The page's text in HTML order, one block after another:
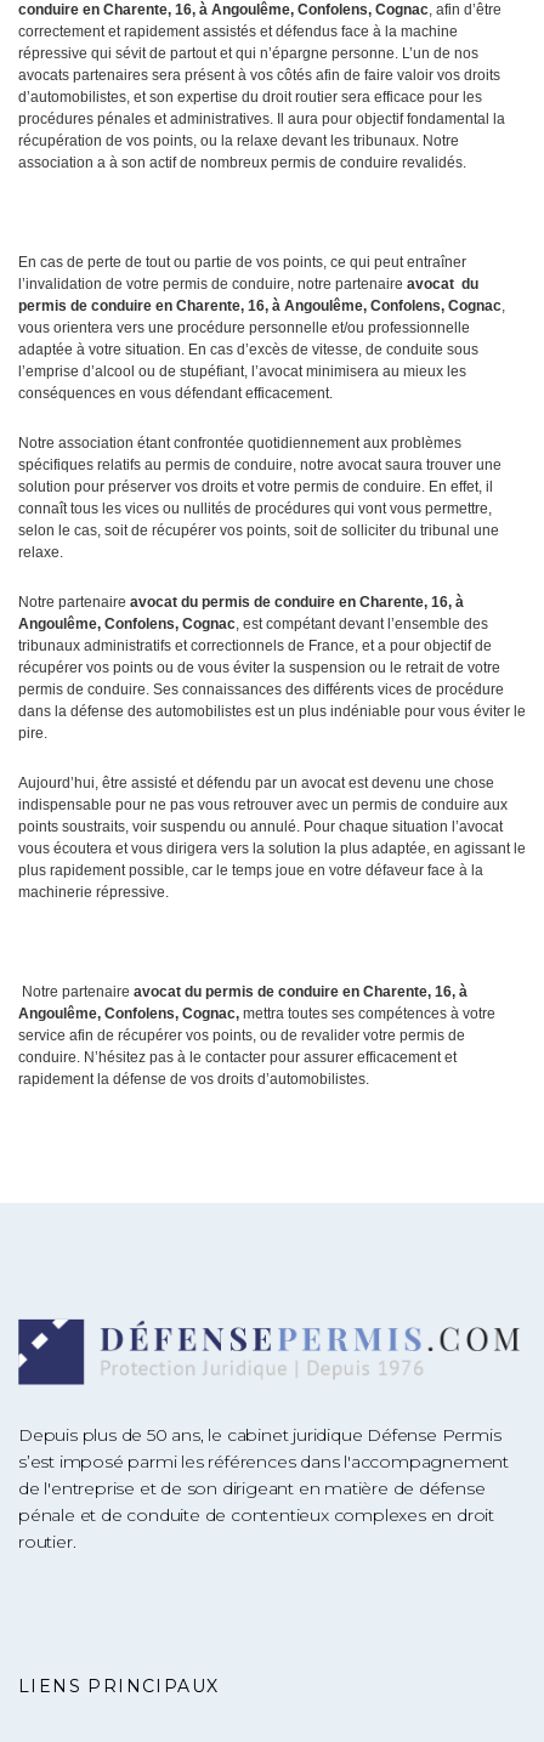
conduire en Charente, 16, à Angoulême, Confolens, Cognac, afin d’être
correctement et rapidement assistés et défendus face à la machine
répressive qui sévit de partout et qui n’épargne personne. L’un de nos
avocats partenaires sera présent à vos côtés afin de faire valoir vos droits
d’automobilistes, et son expertise du droit routier sera efficace pour les
procédures pénales et administratives. Il aura pour objectif fondamental la
récupération de vos points, ou la relaxe devant les tribunaux. Notre
association a à son actif de nombreux permis de conduire revalidés.
En cas de perte de tout ou partie de vos points, ce qui peut entraîner
l’invalidation de votre permis de conduire, notre partenaire avocat du
permis de conduire en Charente, 16, à Angoulême, Confolens, Cognac,
vous orientera vers une procédure personnelle et/ou professionnelle
adaptée à votre situation. En cas d’excès de vitesse, de conduite sous
l’emprise d’alcool ou de stupéfiant, l’avocat minimisera au mieux les
conséquences en vous défendant efficacement.
Notre association étant confrontée quotidiennement aux problèmes
spécifiques relatifs au permis de conduire, notre avocat saura trouver une
solution pour préserver vos droits et votre permis de conduire. En effet, il
connaît tous les vices ou nullités de procédures qui vont vous permettre,
selon le cas, soit de récupérer vos points, soit de solliciter du tribunal une
relaxe.
Notre partenaire avocat du permis de conduire en Charente, 16, à
Angoulême, Confolens, Cognac, est compétant devant l’ensemble des
tribunaux administratifs et correctionnels de France, et a pour objectif de
récupérer vos points ou de vous éviter la suspension ou le retrait de votre
permis de conduire. Ses connaissances des différents vices de procédure
dans la défense des automobilistes est un plus indéniable pour vous éviter le
pire.
Aujourd’hui, être assisté et défendu par un avocat est devenu une chose
indispensable pour ne pas vous retrouver avec un permis de conduire aux
points soustraits, voir suspendu ou annulé. Pour chaque situation l’avocat
vous écoutera et vous dirigera vers la solution la plus adaptée, en agissant le
plus rapidement possible, car le temps joue en votre défaveur face à la
machinerie répressive.
Notre partenaire avocat du permis de conduire en Charente, 16, à
Angoulême, Confolens, Cognac, mettra toutes ses compétences à votre
service afin de récupérer vos points, ou de revalider votre permis de
conduire. N’hésitez pas à le contacter pour assurer efficacement et
rapidement la défense de vos droits d’automobilistes.
Depuis plus de 50 ans, le cabinet juridique Défense Permis
s’est imposé parmi les références dans l'accompagnement
de l'entreprise et de son dirigeant en matière de défense
pénale et de conduite de contentieux complexes en droit
routier.
LIENS PRINCIPAUX